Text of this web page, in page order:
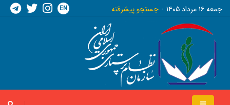
جمعه ١٦ مرداد ١٤٠٥ جستجو پیشرفته EN